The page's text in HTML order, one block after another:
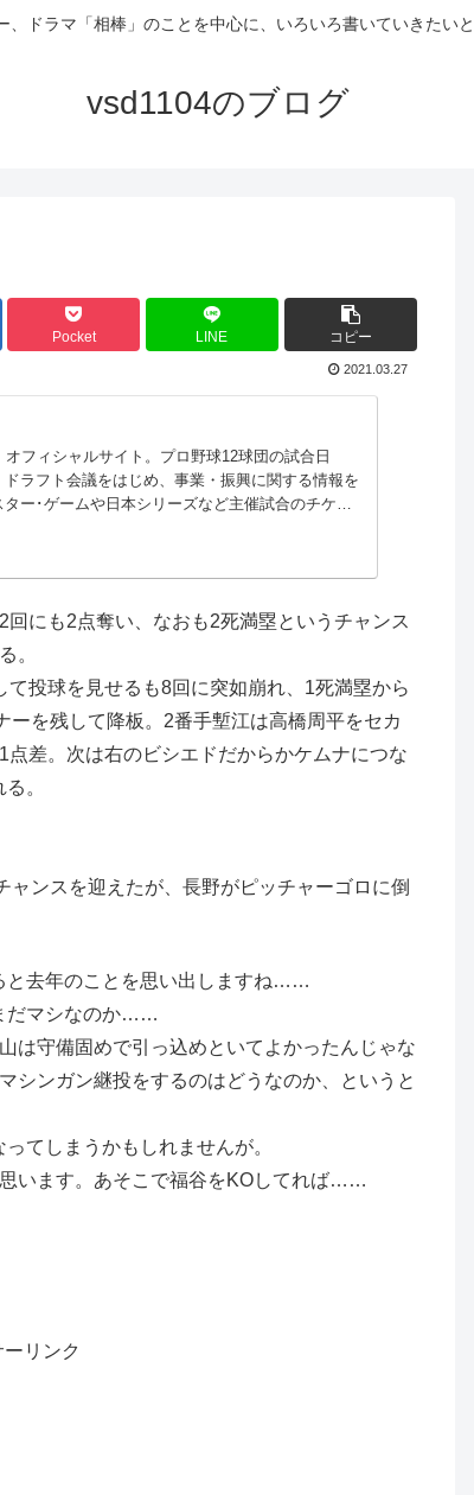
、ドラマ「相棒」のことを中心に、いろいろ書いていきたいと
vsd1104のブログ
Pocket LINE コピー
2021.03.27
オフィシャルサイト。プロ野球12球団の試合日
ラフト会議をはじめ、事業・振興に関する情報を
ー･ゲームや日本シリーズなど主催試合のチケッ
にも2点奪い、なおも2死満塁というチャンス
。
投球を見せるも8回に突如崩れ、1死満塁から
を残して降板。2番手塹江は高橋周平をセカ
差。次は右のビシエドだからかケムナにつな
。
ンスを迎えたが、長野がピッチャーゴロに倒
と去年のことを思い出しますね……
だマシなのか……
は守備固めで引っ込めといてよかったんじゃな
シンガン継投をするのはどうなのか、というと
てしまうかもしれませんが。
います。あそこで福谷をKOしてれば……
リンク